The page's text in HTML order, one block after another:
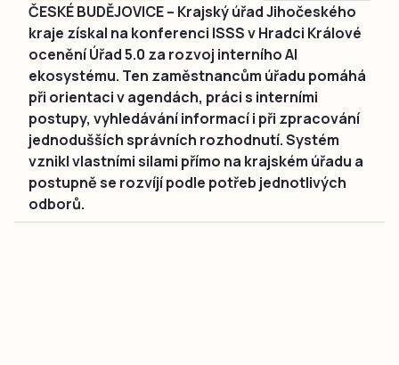
ČESKÉ BUDĚJOVICE – Krajský úřad Jihočeského
kraje získal na konferenci ISSS v Hradci Králové
ocenění Úřad 5.0 za rozvoj interního AI
ekosystému. Ten zaměstnancům úřadu pomáhá
při orientaci v agendách, práci s interními
postupy, vyhledávání informací i při zpracování
jednodušších správních rozhodnutí. Systém
vznikl vlastními silami přímo na krajském úřadu a
postupně se rozvíjí podle potřeb jednotlivých
odborů.